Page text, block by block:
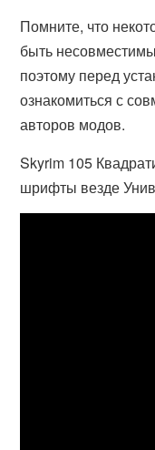
Помните, что
быть
поэтому перед
ознакомиться с
авторов модов.
Skyrim 105
шрифты везде